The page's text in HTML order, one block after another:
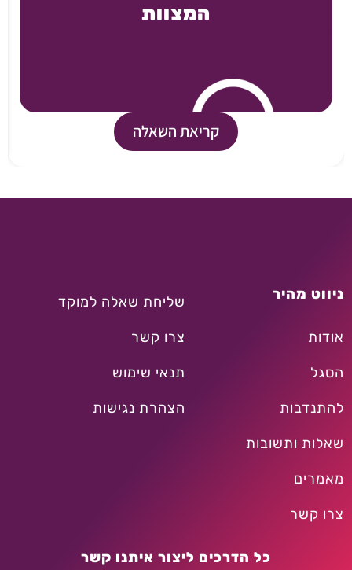
המצוות
קריאת השאלה
ניווט מהיר
אודות
הסגל
להתנדבות
שאלות ותשובות
מאמרים
צרו קשר
שליחת שאלה למוקד
צרו קשר
תנאי שימוש
הצהרת נגישות
כל הדרכים ליצור איתנו קשר